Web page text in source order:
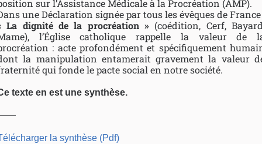
sur l’Assistance Médicale à la Procréation (AMP).
une Déclaration signée par tous les évêques de France
La dignité de la procréation » (coédition, Cerf,
l’Église catholique rappelle la valeur de
: acte profondément et spécifiquement
la manipulation entamerait gravement la valeur
qui fonde le pacte social en notre société.
texte en est une synthèse.
la synthèse (Pdf)